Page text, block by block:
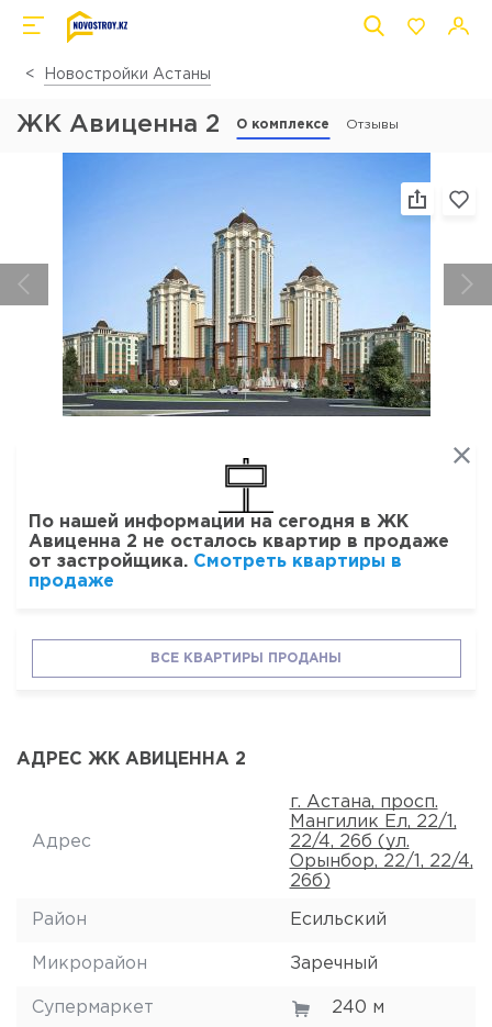
Новостройки Астаны
ЖК Авиценна 2 О комплексе Отзывы
По нашей информации на сегодня в ЖК
Авиценна 2 не осталось квартир в продаже
от застройщика. Смотреть квартиры в
продаже
ВСЕ КВАРТИРЫ ПРОДАНЫ
АДРЕС ЖК АВИЦЕННА 2
Адрес
г. Астана, просп.
Мангилик Ел, 22/1,
22/4, 26б (ул.
Орынбор, 22/1, 22/4,
26б)
Район Есильский
Микрорайон Заречный
Супермаркет 240 м